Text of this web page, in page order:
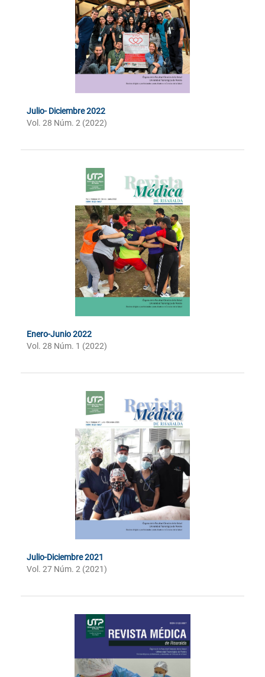
Julio- Diciembre 2022
Vol. 28 Núm. 2 (2022)
Enero-Junio 2022
Vol. 28 Núm. 1 (2022)
Julio-Diciembre 2021
Vol. 27 Núm. 2 (2021)